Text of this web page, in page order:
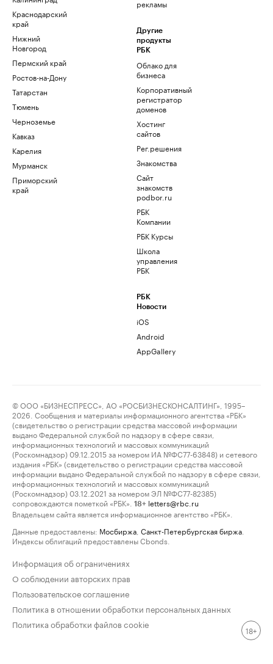
Краснодарский
край
Нижний
Новгород
Пермский край
Ростов-на-Дону
Татарстан
Тюмень
Черноземье
Кавказ
Карелия
Мурманск
Приморский
край
рекламы
Другие
продукты
РБК
Облако для
бизнеса
Корпоративный
регистратор
доменов
Хостинг
сайтов
Рег.решения
Знакомства
Сайт
знакомств
podbor.ru
РБК
Компании
РБК Курсы
Школа
управления
РБК
РБК
Новости
iOS
Android
AppGallery
© ООО «БИЗНЕСПРЕСС», АО «РОСБИЗНЕСКОНСАЛТИНГ», 1995–
2026. Сообщения и материалы информационного агентства «РБК»
(свидетельство о регистрации средства массовой информации
выдано Федеральной службой по надзору в сфере связи,
информационных технологий и массовых коммуникаций
(Роскомнадзор) 09.12.2015 за номером ИА №ФС77-63848) и сетевого
издания «РБК» (свидетельство о регистрации средства массовой
информации выдано Федеральной службой по надзору в сфере связи,
информационных технологий и массовых коммуникаций
(Роскомнадзор) 03.12.2021 за номером ЭЛ №ФС77-82385)
сопровождаются пометкой «РБК».
18+ letters@rbc.ru
Владельцем сайта является информационное агентство «РБК».
Данные предоставлены: Мосбиржа Санкт-Петербургская биржа
Индексы облигаций предоставлены Cbonds.
Информация об ограничениях
О соблюдении авторских прав
Пользовательское соглашение
Политика в отношении обработки персональных данных
Политика обработки файлов cookie
18+